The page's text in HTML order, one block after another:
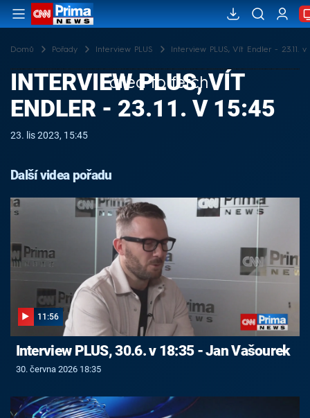
Domů Pořady Interview PLUS Interview PLUS, Vít Endler - 23.11. v
Failed to fetch
INTERVIEW PLUS, VÍT
ENDLER - 23.11. V 15:45
23. lis 2023, 15:45
Další videa pořadu
11:56
Interview PLUS, 30.6. v 18:35 - Jan Vašourek
30. června 2026 18:35